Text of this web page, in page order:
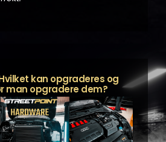
kan opgraderes og
man opgradere dem?